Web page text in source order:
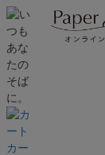
カー